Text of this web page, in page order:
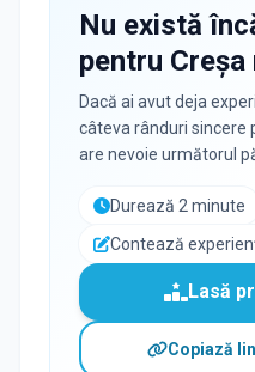
Nu există
pentru Creșa
Dacă ai avut deja
câteva rânduri sincere
are nevoie următorul
Durează 2 minute
Contează
Lasă
Copiază